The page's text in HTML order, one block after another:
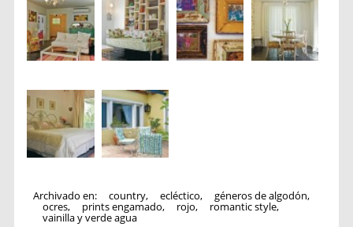
Archivado en: country, ecléctico, géneros de algodón,
ocres, prints engamado, rojo, romantic style,
vainilla y verde agua